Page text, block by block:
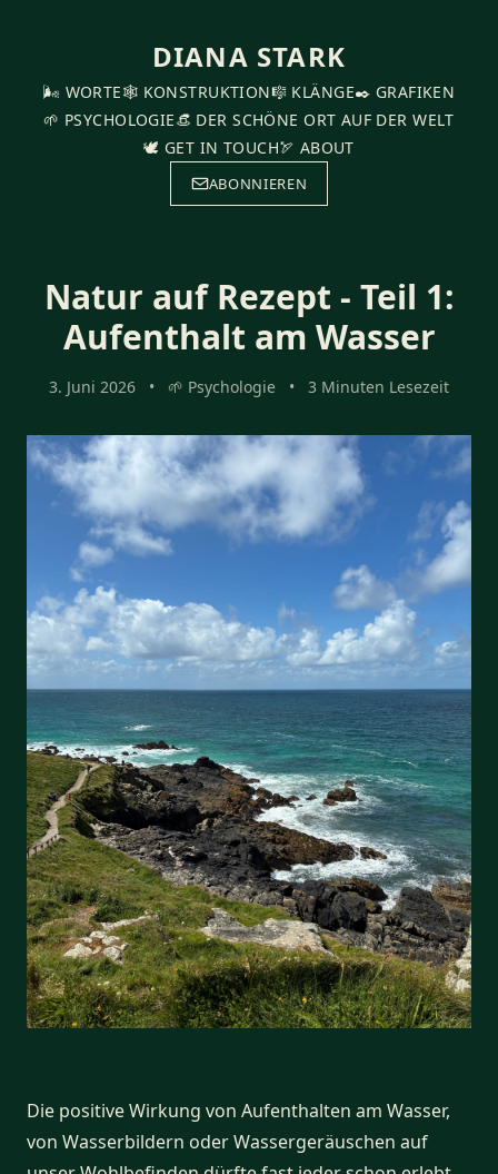
DIANA STARK
🌬️ WORTE🕸️ KONSTRUKTION🎼 KLÄNGE✒️ GRAFIKEN
🌱 PSYCHOLOGIE👒 DER SCHÖNE ORT AUF DER WELT
🕊️ GET IN TOUCH🏹 ABOUT
ABONNIEREN
Natur auf Rezept - Teil 1:
Aufenthalt am Wasser
3. Juni 2026 • 🌱 Psychologie • 3 Minuten Lesezeit
Die positive Wirkung von Aufenthalten am Wasser,
von Wasserbildern oder Wassergeräuschen auf